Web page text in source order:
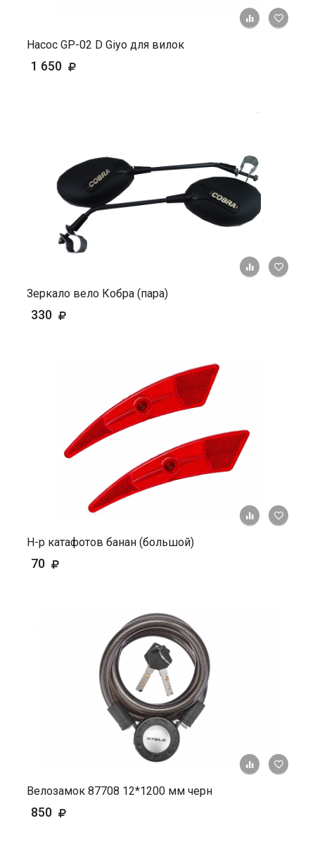
+ К
Насос GP-02 D Giyo для вилок
1 650
+ К
Зеркало вело Кобра (пара)
330
+ К
Н-р катафотов банан (большой)
70
+ К
Велозамок 87708 12*1200 мм черн
850